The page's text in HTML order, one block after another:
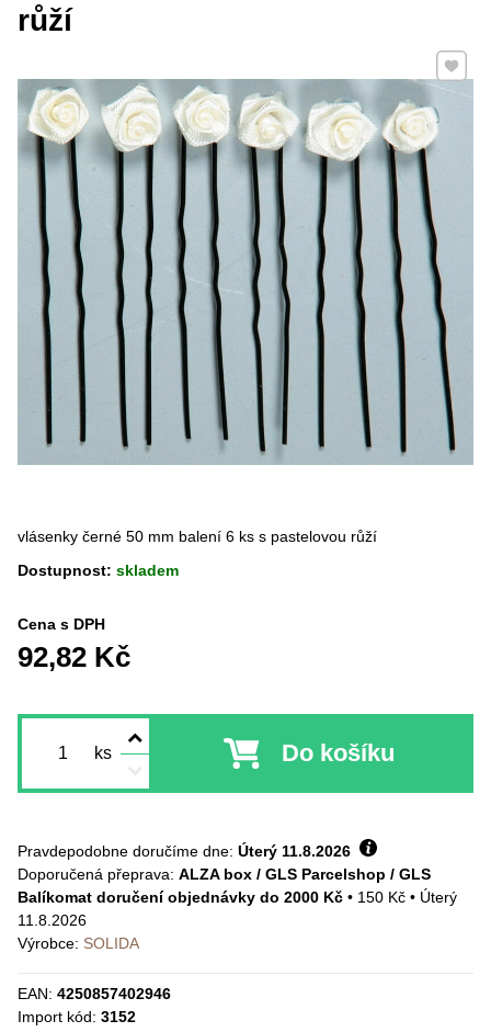
růží
vlásenky černé 50 mm balení 6 ks s pastelovou růží
Přidat
Dostupnost: skladem
Cena s DPH
92,82 Kč
ks Do košíku
Pravdepodobne doručíme dne: Úterý 11.8.2026
ALZA box / GLS Parcelshop / GLS
Balíkomat doručení objednávky do 2000 Kč • 150 Kč • Úterý
11.8.2026
Výrobce: SOLIDA
EAN: 4250857402946
Import kód: 3152